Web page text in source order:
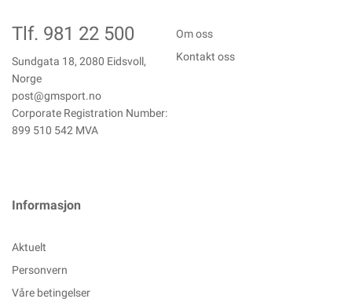
Tlf. 981 22 500
Sundgata 18, 2080 Eidsvoll,
Norge
post@gmsport.no
Corporate Registration Number:
899 510 542 MVA
Om oss
Kontakt oss
Informasjon
Aktuelt
Personvern
Våre betingelser